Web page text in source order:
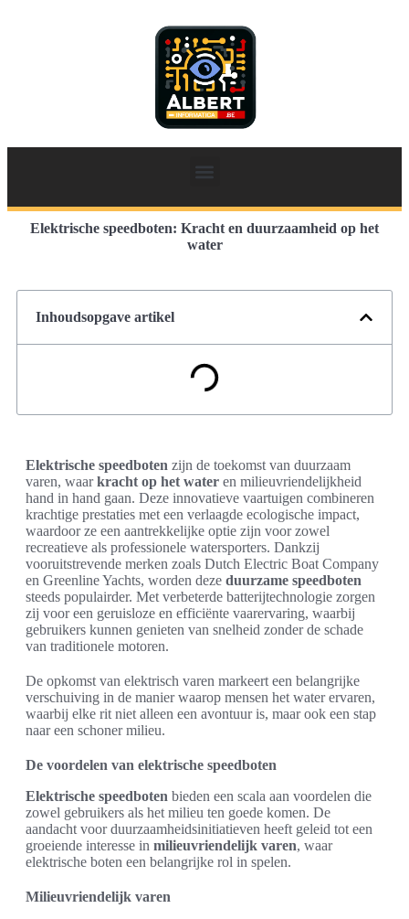
Elektrische speedboten: Kracht en duurzaamheid op het
water
Inhoudsopgave artikel
Elektrische speedboten zijn de toekomst van duurzaam
varen, waarkracht op het water en milieuvriendelijkheid
hand in hand gaan. Deze innovatieve vaartuigen combineren
krachtige prestaties met een verlaagde ecologische impact,
waardoor ze een aantrekkelijke optie zijn voor zowel
recreatieve als professionele watersporters. Dankzij
vooruitstrevende merken zoals Dutch Electric Boat Company
en Greenline Yachts, worden deze duurzame speedboten
steeds populairder. Met verbeterde batterijtechnologie zorgen
zij voor een geruisloze en efficiënte vaarervaring, waarbij
gebruikers kunnen genieten van snelheid zonder de schade
van traditionele motoren.
De opkomst van elektrisch varen markeert een belangrijke
verschuiving in de manier waarop mensen het water ervaren,
waarbij elke rit niet alleen een avontuur is, maar ook een stap
naar een schoner milieu.
De voordelen van elektrische speedboten
Elektrische speedboten bieden een scala aan voordelen die
zowel gebruikers als het milieu ten goede komen. De
aandacht voor duurzaamheidsinitiatieven heeft geleid tot een
groeiende interesse in milieuvriendelijk varen, waar
elektrische boten een belangrijke rol in spelen.
Milieuvriendelijk varen